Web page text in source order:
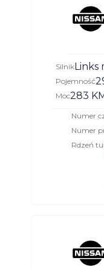
SilnikLinks
Pojemność
Moc283
Numer
Numer
Rdzeń